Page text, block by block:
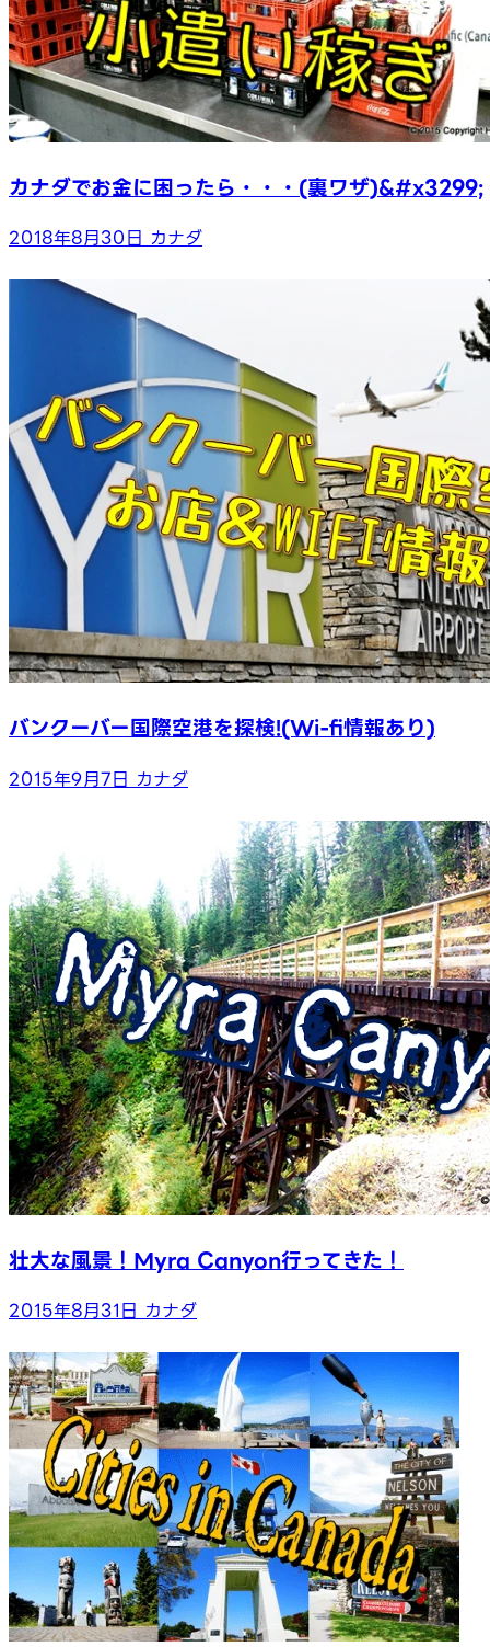
カナダでお金に困ったら・・・(裏ワザ)&#x3299;
2018年8月30日 カナダ
バンクーバー国際空港を探検!(Wi-fi情報あり)
2015年9月7日 カナダ
壮大な風景！Myra Canyon行ってきた！
2015年8月31日 カナダ